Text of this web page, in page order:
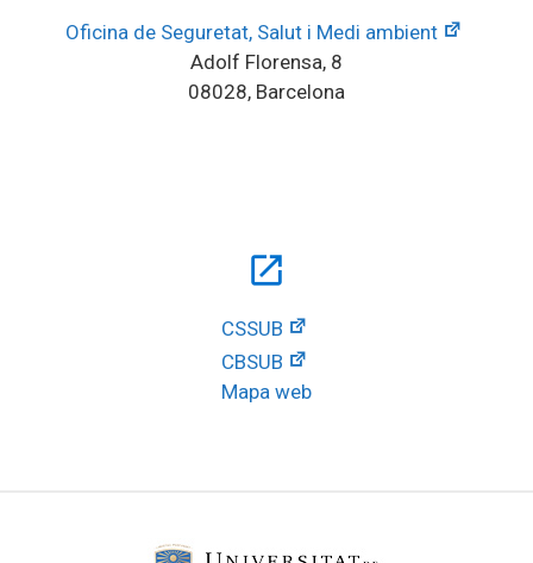
Oficina de Seguretat, Salut i Medi ambient
Adolf Florensa, 8
08028, Barcelona
open_in_new
CSSUB
CBSUB
Mapa web